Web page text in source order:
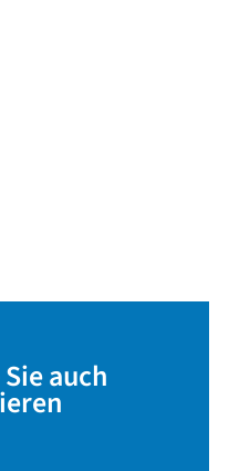
auch